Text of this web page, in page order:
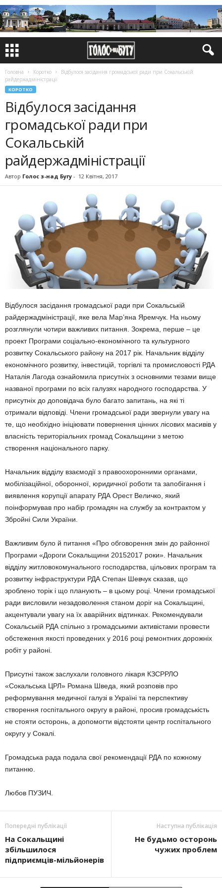
Головна Коротко
Відбулося засідання громадської ради при Сокальській
райдержадміністрації
КОРОТКО
Відбулося засідання
громадської ради при
Сокальській
райдержадміністрації
Автор Голос з-над Бугу - 12 Квітня, 2017
Відбулося засідання громадської ради при Сокальській
райдержадміністрації, яке вела Мар’яна Яремчук. На ньому
розглянули чотири важливих питання. Зокрема, перше – це
проект Програми соціально-економічного та культурного
розвитку Сокальського району на 2017 рік. Начальник відділу
економічного розвитку, інвестицій, торгівлі та промисловості РДА
Наталія Лагода ознайомила присутніх з основними тезами вище
названої програми по всіх галузях народного господарства. У
присутніх до доповідача було багато запитань, на які ті
отримали відповіді. Члени громадської ради звернули увагу на
те, що необхідно ініціювати повернення цінних лісових масивів у
власність територіальних громад Сокальщини з метою
створення національного парку.
Начальник відділу взаємодії з правоохоронними органами,
мобілізаційної, оборонної, юридичної роботи та запобігання і
виявлення корупції апарату РДА Орест Величко, який
поінформував про набір громадян на службу за контрактом у
Збройні Сили України.
Важливим було й питання «Про обговорення змін до районної
Програми «Дороги Сокальщини 20152017 роки». Начальник
відділу житловокомунального господарства, цільових програм та
розвитку інфраструктури РДА Степан Шевчук сказав, що
зроблено торік і що планують – в цьому році. Члени громадської
ради висловили незадоволення станом доріг на Сокальщині,
акцентували увагу на їх аварійних відтинках. Рекомендували
Сокальській РДА спільно з громадськими активістами провести
обстеження якості проведених у 2016 році ремонтних дорожніх
робіт у районі.
Присутні також заслухали головного лікаря КЗСРРЛО
«Сокальська ЦРЛ» Романа Шведа, який розповів про
реформування медичної галузі в Україні та перспективу
створення госпітального округу в районі, просив громадськість
не стояти осторонь, а допомогти відстояти центр госпітального
округу у Сокалі.
Громадська рада подала свої рекомендації РДА по кожному
питанню.
Любов ПУЗИЧ.
Попередні публікації
На Сокальщині
збільшилося
підприємців-мільйонерів
Наступна публікація
Не будьмо осторонь
чужих проблем